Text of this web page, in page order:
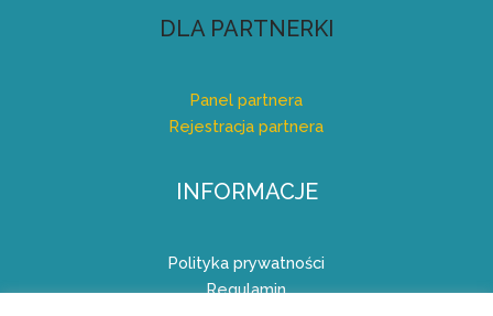
DLA PARTNERKI
Panel partnera
Rejestracja partnera
INFORMACJE
Polityka prywatności
Regulamin